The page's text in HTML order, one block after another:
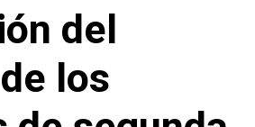
del
los